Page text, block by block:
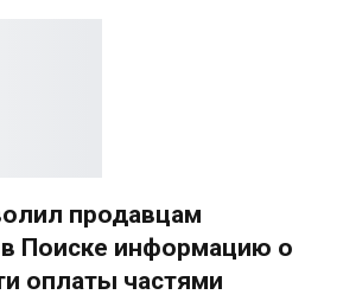
продавцам
Поиске информацию о
оплаты частями